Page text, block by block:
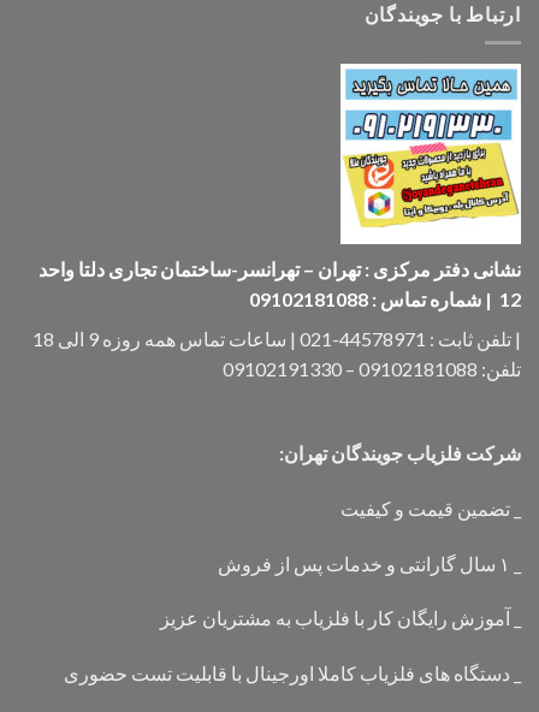
ارتباط با جویندگان
نشانی دفتر مرکزی : تهران – تهرانسر-ساختمان تجاری دلتا واحد
12 | شماره تماس : 09102181088
| تلفن ثابت : 44578971-021 | ساعات تماس همه روزه 9 الی 18
تلفن: 09102181088 – 09102191330
شرکت فلزیاب جویندگان تهران:
_ تضمین قیمت و کیفیت
_ آموزش رایگان کار با فلزیاب به مشتریان عزیز
_ دستگاه های فلزیاب کاملا اورجینال با قابلیت تست حضوری